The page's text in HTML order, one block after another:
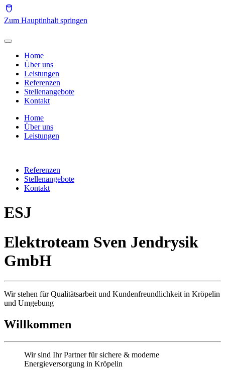
Zum Hauptinhalt springen
Home
Über uns
Leistungen
Referenzen
Stellenangebote
Kontakt
Home
Über uns
Leistungen
Referenzen
Stellenangebote
Kontakt
ESJ
Elektroteam Sven Jendrysik
GmbH
Wir stehen für Qualitäts­arbeit und Kunden­freundlichkeit in Kröpelin
und Umgebung
Willkommen
Wir sind Ihr Partner für sichere & moderne
Energieversorgung in Kröpelin